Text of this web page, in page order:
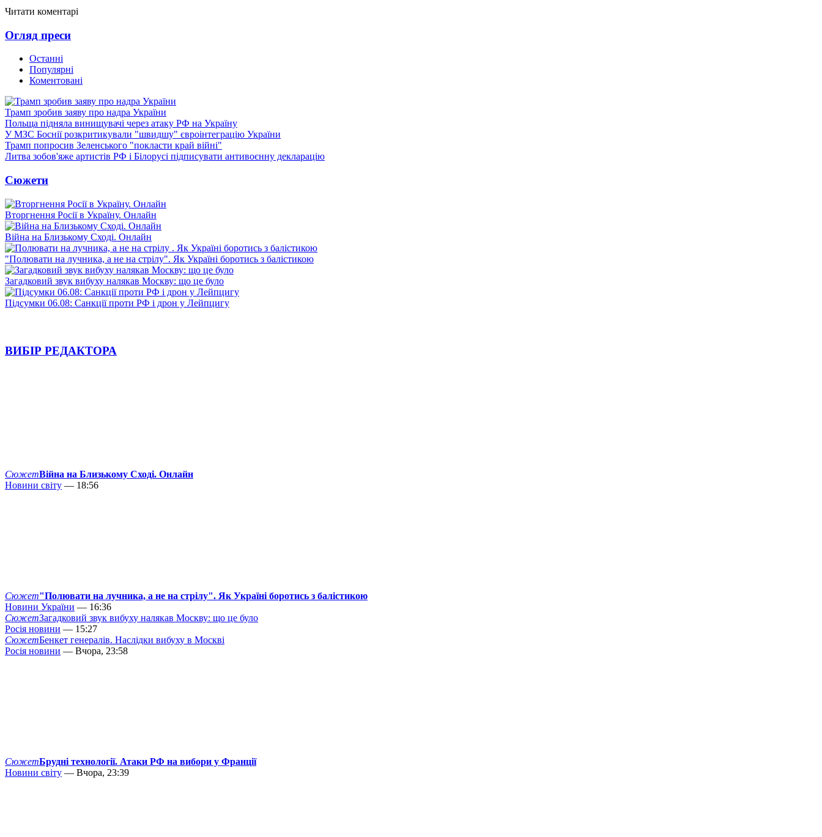
Читати коментарі
Огляд преси
Останні
Популярні
Коментовані
Трамп зробив заяву про надра України
Польща підняла винищувачі через атаку РФ на Україну
У МЗС Боснії розкритикували "швидшу" євроінтеграцію України
Трамп попросив Зеленського "покласти край війні"
Литва зобов'яже артистів РФ і Білорусі підписувати антивоєнну декларацію
Сюжети
Вторгнення Росії в Україну. Онлайн
Війна на Близькому Сході. Онлайн
"Полювати на лучника, а не на стрілу". Як Україні боротись з балістикою
Загадковий звук вибуху налякав Москву: що це було
Підсумки 06.08: Санкції проти РФ і дрон у Лейпцигу
ВИБІР РЕДАКТОРА
СюжетВійна на Близькому Сході. Онлайн
Новини світу — 18:56
Сюжет"Полювати на лучника, а не на стрілу". Як Україні боротись з балістикою
Новини України — 16:36
СюжетЗагадковий звук вибуху налякав Москву: що це було
Росія новини — 15:27
СюжетБенкет генералів. Наслідки вибуху в Москві
Росія новини — Вчора, 23:58
СюжетБрудні технології. Атаки РФ на вибори у Франції
Новини світу — Вчора, 23:39